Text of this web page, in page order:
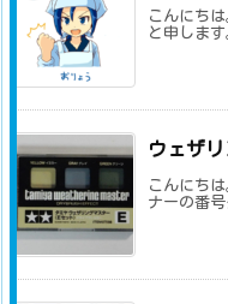
こんにち
と申しま
ウェザ
こんにち
ナーの番